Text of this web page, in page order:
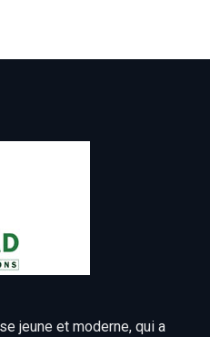
jeune et moderne, qui a